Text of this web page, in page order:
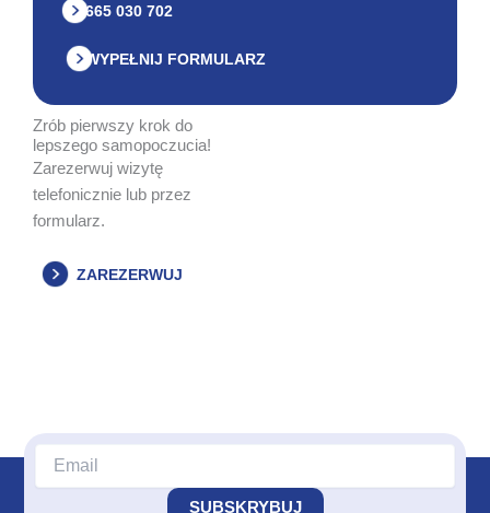
665 030 702
WYPEŁNIJ FORMULARZ
Zrób pierwszy krok do
lepszego samopoczucia!
Zarezerwuj wizytę
telefonicznie lub przez
formularz.
ZAREZERWUJ